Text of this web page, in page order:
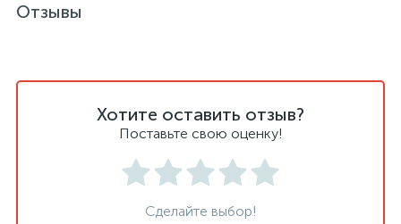
Отзывы
Хотите оставить отзыв?
Поставьте свою оценку!
Сделайте выбор!